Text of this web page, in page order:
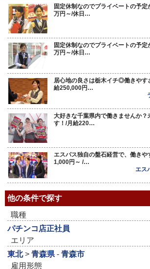
固定休制なのでプライベートの予
万円～/休日…
固定休制なのでプライベートの予
万円～/休日…
居心地の良さは栃木イチ◎働きやす
給250,000円…
大好きな千葉県内で働きませんか？
す！/月給220…
エスパス独自の盤石経営で、働き
1,000円～ /…
エス
他の条件で探す
職種
パチンコ店正社員
エリア
東北> 青森県- 青森市
雇用形態